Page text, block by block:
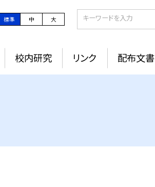
標準 中 大
校内研究 リンク 配布文書